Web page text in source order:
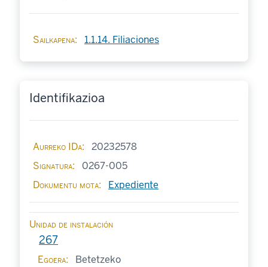
Sailkapena 1.1.14. Filiaciones
Identifikazioa
Aurreko IDa
20232578
Signatura
0267-005
Dokumentu mota
Expediente
Unidad de instalación
267
Egoera
Betetzeko